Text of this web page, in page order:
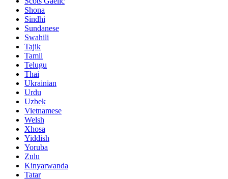
Shona
Sindhi
Sundanese
Swahili
Tajik
Tamil
Telugu
Thai
Ukrainian
Urdu
Uzbek
Vietnamese
Welsh
Xhosa
Yiddish
Yoruba
Zulu
Kinyarwanda
Tatar